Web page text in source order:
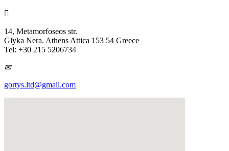

14, Metamorfoseos str.
Glyka Nera. Athens Attica 153 54 Greece
Tel: +30 215 5206734
✉
gortys.ltd@gmail.com